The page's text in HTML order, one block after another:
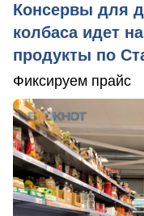
Консервы для
колбаса идет
продукты по
Фиксируем прайс